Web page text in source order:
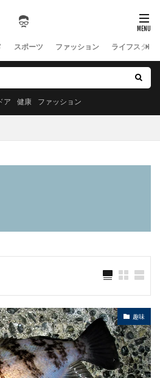
スポーツ ファッション ライフスタイ
ア 健康 ファッション
趣味